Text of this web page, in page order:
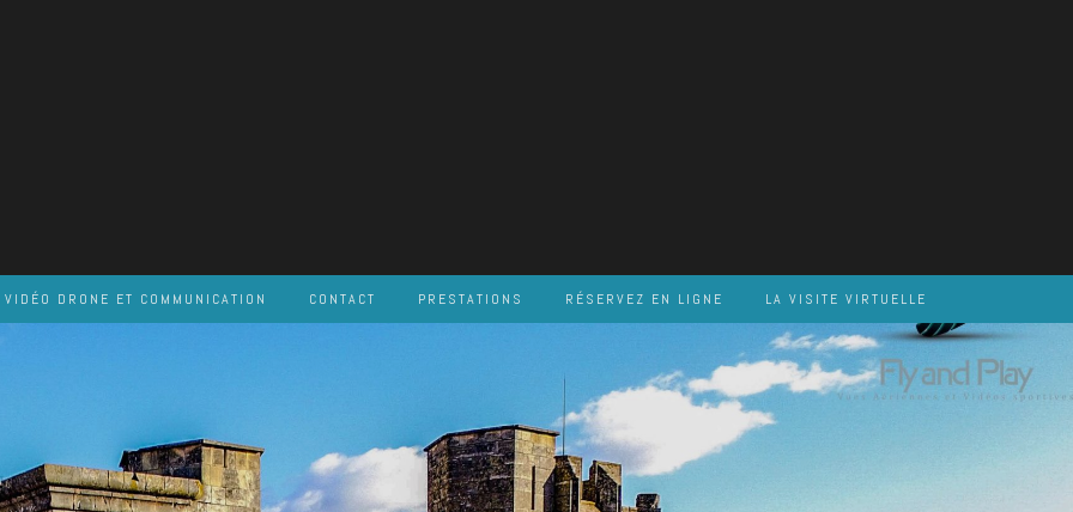
VIDÉO DRONE ET COMMUNICATION CONTACT PRESTATIONS RÉSERVEZ EN LIGNE LA VISITE VIRTUELLE